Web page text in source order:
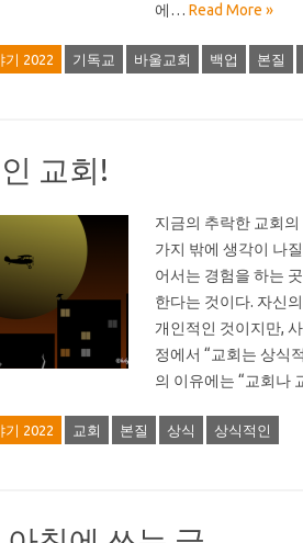
에… Read More »
기 2022 기독교 바울교회 백업 본질
교회!
지금의 추락한 교회
가지 밖에 생각이 나
어서는 경험을 하는
한다는 것이다. 자신
개인적인 것이지만,
정에서 “교회는 상식
의 이유에는 “교회나
기 2022 교회 본질 상식 상식적인